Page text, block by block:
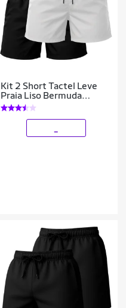
Kit 2 Short Tactel Leve
Praia Liso Bermuda
Masculina